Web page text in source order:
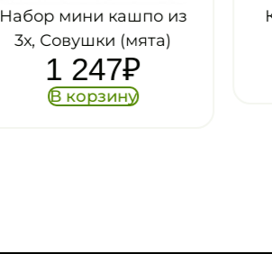
Набор мини кашпо из
3х, Совушки (мята)
1 247₽
В корзину